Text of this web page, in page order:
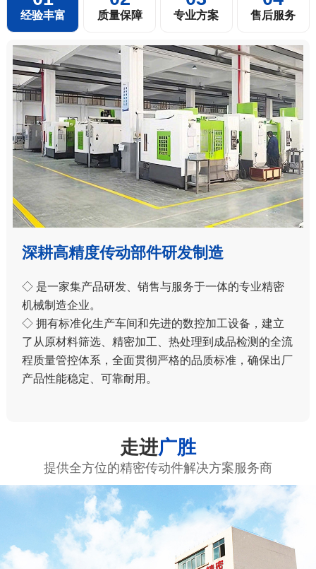
经验丰富 质量保障 专业方案 售后服务
深耕高精度传动部件研发制造
◇ 是一家集产品研发、销售与服务于一体的专业精密
机械制造企业。
◇ 拥有标准化生产车间和先进的数控加工设备，建立
了从原材料筛选、精密加工、热处理到成品检测的全流
程质量管控体系，全面贯彻严格的品质标准，确保出厂
产品性能稳定、可靠耐用。
走进广胜
提供全方位的精密传动件解决方案服务商